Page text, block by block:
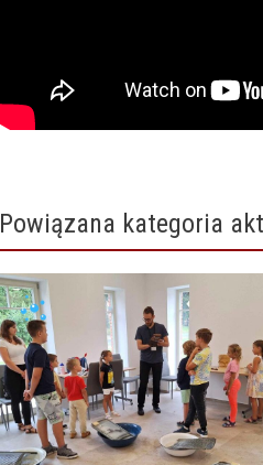
Powiązana kategoria